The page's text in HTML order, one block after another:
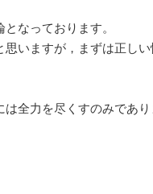
なっております。
いますが，まずは正し
全力を尽くすのみであり